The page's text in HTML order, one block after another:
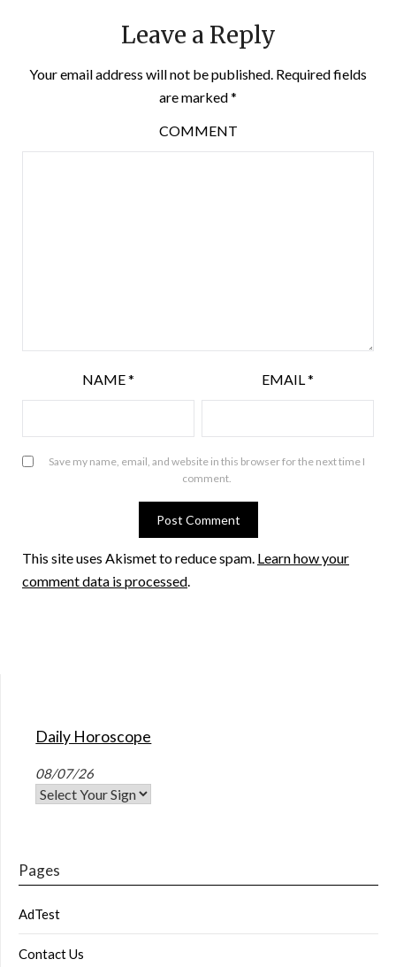
Leave a Reply
Your email address will not be published. Required fields
are marked*
COMMENT
NAME* EMAIL*
Save my name, email, and website in this browser for the next time I
comment.
This site uses Akismet to reduce spam. Learn how your
comment data is processed.
Daily Horoscope
08/07/26
Pages
AdTest
Contact Us